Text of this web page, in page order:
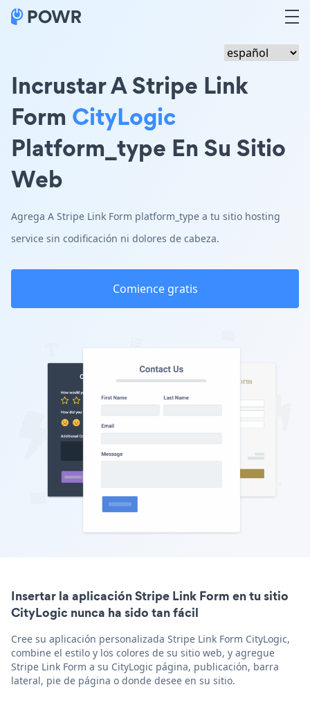
Incrustar A Stripe Link
Form CityLogic
Platform_type En Su Sitio
Web
Agrega A Stripe Link Form platform_type a tu sitio hosting
service sin codificación ni dolores de cabeza.
Comience gratis
Insertar la aplicación Stripe Link Form en tu sitio
CityLogic nunca ha sido tan fácil
Cree su aplicación personalizada Stripe Link Form CityLogic,
combine el estilo y los colores de su sitio web, y agregue
Stripe Link Form a su CityLogic página, publicación, barra
lateral, pie de página o donde desee en su sitio.